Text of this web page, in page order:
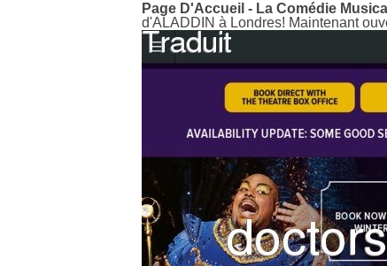
Page D'Accueil - La Comédie
d'ALADDIN à Londres! Maintenant